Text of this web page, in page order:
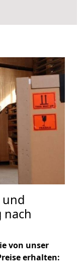
und
nach
von unser
erhalten: